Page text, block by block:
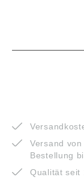
Versand
Bestellung
Qualität seit